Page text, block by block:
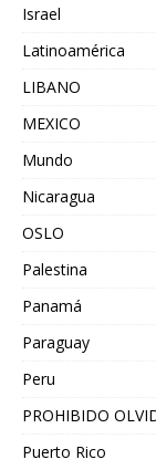
Israel
Latinoamérica
LIBANO
MEXICO
Mundo
Nicaragua
OSLO
Palestina
Panamá
Paraguay
Peru
PROHIBIDO
Puerto Rico